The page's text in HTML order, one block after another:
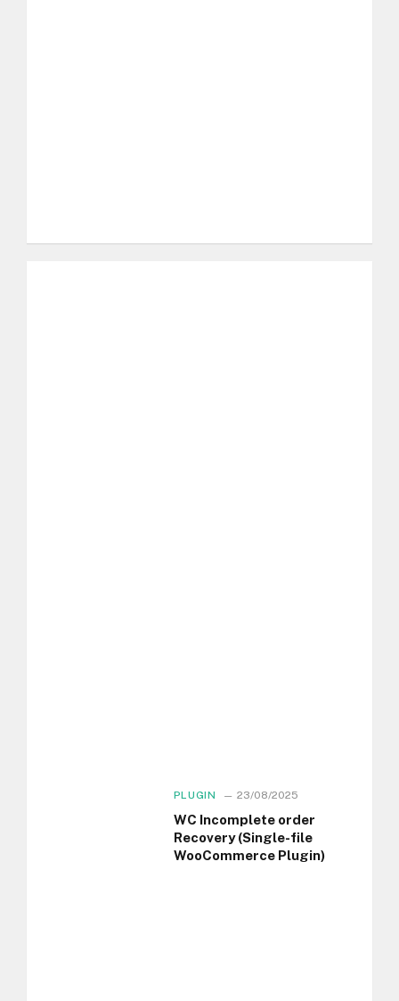
PLUGIN 23/08/2025
WC Incomplete order
Recovery (Single-file
WooCommerce Plugin)